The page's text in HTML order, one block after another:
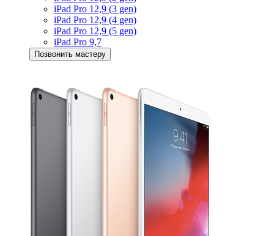
iPad Pro 12,9 (3 gen)
iPad Pro 12,9 (4 gen)
iPad Pro 12,9 (5 gen)
iPad Pro 9,7
Позвонить мастеру